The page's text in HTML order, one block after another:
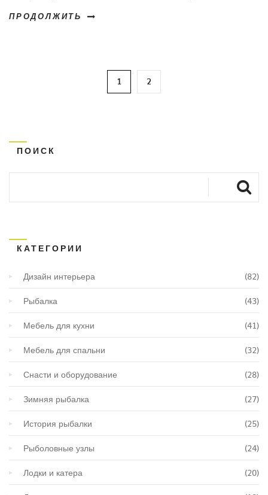
ПРОДОЛЖИТЬ
1 2
ПОИСК
КАТЕГОРИИ
Дизайн интерьера (82)
Рыбалка (43)
Мебель для кухни (41)
Мебель для спальни (32)
Снасти и оборудование (28)
Зимняя рыбалка (27)
История рыбалки (25)
Рыболовные узлы (24)
Лодки и катера (20)